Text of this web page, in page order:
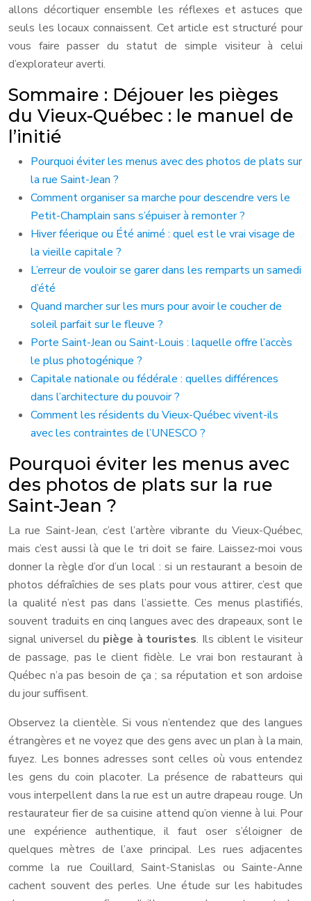
allons décortiquer ensemble les réflexes et astuces que
seuls les locaux connaissent. Cet article est structuré pour
vous faire passer du statut de simple visiteur à celui
d’explorateur averti.
Sommaire : Déjouer les pièges
du Vieux-Québec : le manuel de
l’initié
Pourquoi éviter les menus avec des photos de plats sur
la rue Saint-Jean ?
Comment organiser sa marche pour descendre vers le
Petit-Champlain sans s’épuiser à remonter ?
Hiver féerique ou Été animé : quel est le vrai visage de
la vieille capitale ?
L’erreur de vouloir se garer dans les remparts un samedi
d’été
Quand marcher sur les murs pour avoir le coucher de
soleil parfait sur le fleuve ?
Porte Saint-Jean ou Saint-Louis : laquelle offre l’accès
le plus photogénique ?
Capitale nationale ou fédérale : quelles différences
dans l’architecture du pouvoir ?
Comment les résidents du Vieux-Québec vivent-ils
avec les contraintes de l’UNESCO ?
Pourquoi éviter les menus avec
des photos de plats sur la rue
Saint-Jean ?
La rue Saint-Jean, c’est l’artère vibrante du Vieux-Québec,
mais c’est aussi là que le tri doit se faire. Laissez-moi vous
donner la règle d’or d’un local : si un restaurant a besoin de
photos défraîchies de ses plats pour vous attirer, c’est que
la qualité n’est pas dans l’assiette. Ces menus plastifiés,
souvent traduits en cinq langues avec des drapeaux, sont le
signal universel du piège à touristes. Ils ciblent le visiteur
de passage, pas le client fidèle. Le vrai bon restaurant à
Québec n’a pas besoin de ça ; sa réputation et son ardoise
du jour suffisent.
Observez la clientèle. Si vous n’entendez que des langues
étrangères et ne voyez que des gens avec un plan à la main,
fuyez. Les bonnes adresses sont celles où vous entendez
les gens du coin placoter. La présence de rabatteurs qui
vous interpellent dans la rue est un autre drapeau rouge. Un
restaurateur fier de sa cuisine attend qu’on vienne à lui. Pour
une expérience authentique, il faut oser s’éloigner de
quelques mètres de l’axe principal. Les rues adjacentes
comme la rue Couillard, Saint-Stanislas ou Sainte-Anne
cachent souvent des perles. Une étude sur les habitudes